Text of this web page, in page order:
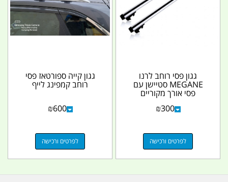
גגון פסי רוחב לרנו
MEGANE סטיישן עם
פסי אורך מקוריים
מוגבהים כבתמונה פסי
רוחב...
₪300
לפרטים ורכישה
גגון קייה ספורטאז פסי
רוחב קמפינג לייף
₪600
לפרטים ורכישה